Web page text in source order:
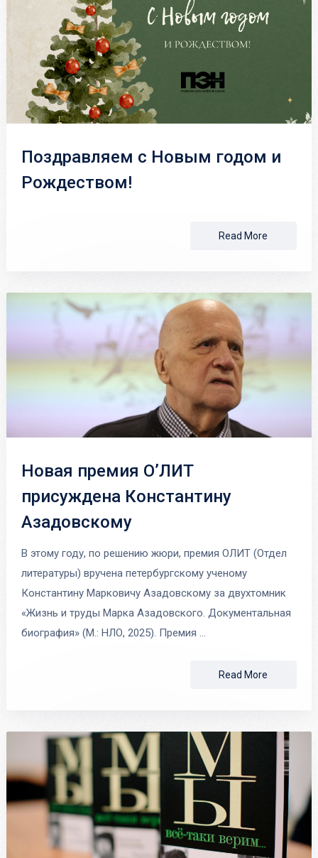
Поздравляем с Новым годом и
Рождеством!
Read More
Новая премия О’ЛИТ
присуждена Константину
Азадовскому
В этому году, по решению жюри, премия ОЛИТ (Отдел
литературы) вручена петербургскому ученому
Константину Марковичу Азадовскому за двухтомник
«Жизнь и труды Марка Азадовского. Документальная
биография» (М.: НЛО, 2025). Премия …
Read More